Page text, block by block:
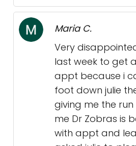
Maria C.
Very
last week to get
appt because i
foot down julie
giving me the
me Dr Zobras is
with appt and